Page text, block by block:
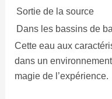
Sortie de la source
Dans les bassins de
Cette eau aux
dans un
magie de l’expérience.